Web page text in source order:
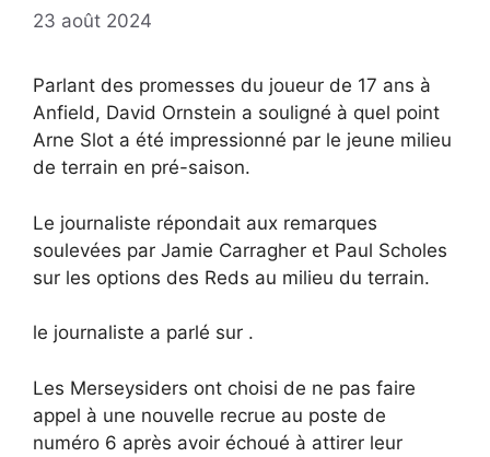
23 août 2024
Parlant des promesses du joueur de 17 ans à
Anfield, David Ornstein a souligné à quel point
Arne Slot a été impressionné par le jeune milieu
de terrain en pré-saison.
Le journaliste répondait aux remarques
soulevées par Jamie Carragher et Paul Scholes
sur les options des Reds au milieu du terrain.
le journaliste a parlé sur .
Les Merseysiders ont choisi de ne pas faire
appel à une nouvelle recrue au poste de
numéro 6 après avoir échoué à attirer leur